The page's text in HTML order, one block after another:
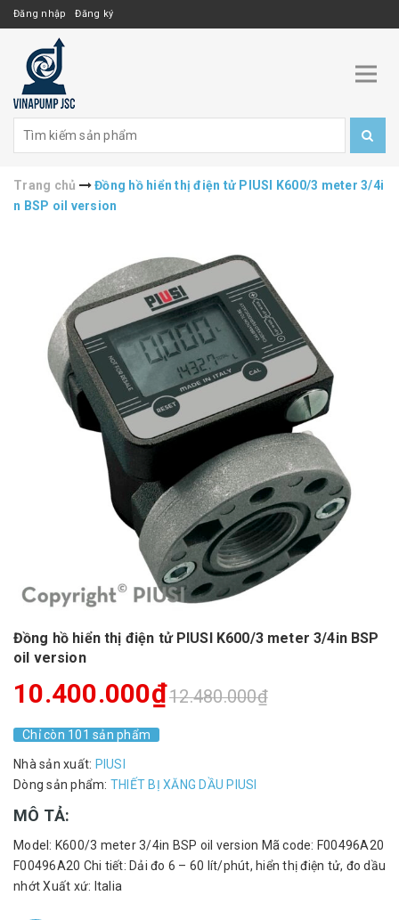
Đăng nhập Đăng ký
Trang chủ
Đồng hồ hiển thị điện tử PIUSI K600/3 meter 3/4i
n BSP oil version
Đồng hồ hiển thị điện tử PIUSI K600/3 meter 3/4in BSP
oil version
10.400.000₫12.480.000₫
Chỉ còn 101 sản phẩm
Nhà sản xuất: PIUSI
Dòng sản phẩm: THIẾT BỊ XĂNG DẦU PIUSI
MÔ TẢ:
Model: K600/3 meter 3/4in BSP oil version Mã code: F00496A20
F00496A20 Chi tiết: Dải đo 6 – 60 lít/phút, hiển thị điện tử, đo dầu
nhớt Xuất xứ: Italia